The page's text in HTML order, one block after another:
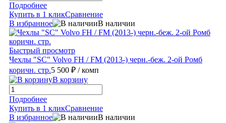
Подробнее
Купить в 1 кликСравнение
В избранное
В наличии
Быстрый просмотр
Чехлы "SC" Volvo FH / FM (2013-) черн.-беж. 2-ой Ромб
коричн. стр.5 500 ₽ / комп
В корзину
Подробнее
Купить в 1 кликСравнение
В избранное
В наличии